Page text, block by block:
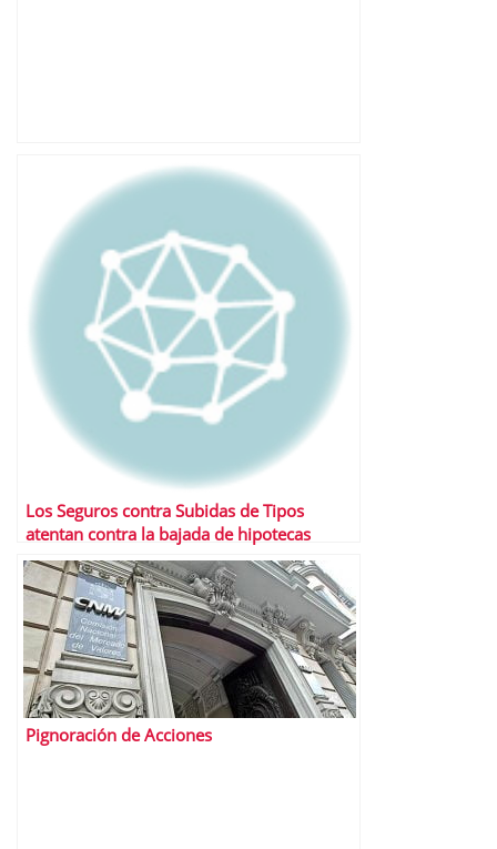
Los Seguros contra Subidas de Tipos
atentan contra la bajada de hipotecas
Pignoración de Acciones